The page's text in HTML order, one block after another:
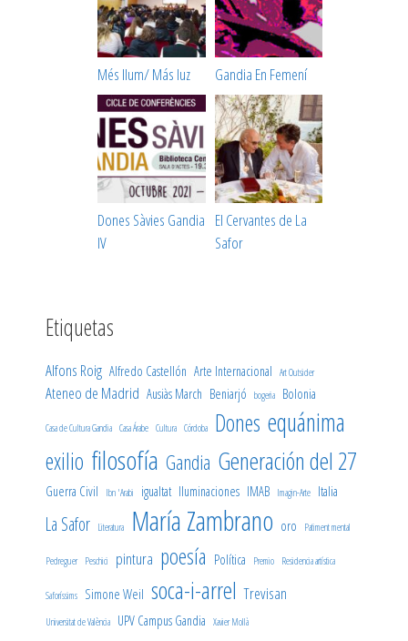
Més llum/ Más luz Gandia En Femení
Dones Sàvies Gandia
IV
El Cervantes de La
Safor
Etiquetas
Alfons Roig Alfredo Castellón Arte Internacional Art Outsider
Ateneo de Madrid Ausiàs March Beniarjó bogeria Bolonia
Casa de Cultura Gandia Casa Árabe Cultura Córdoba Dones equánima
exilio filosofía Gandia Generación del 27
Guerra Civil Ibn 'Arabi igualtat Iluminaciones IMAB Imagin-Arte Italia
La Safor Literatura María Zambrano oro Patiment mental
Pedreguer Peschici pintura poesía Política Premio Residencia artística
Saforíssims Simone Weil soca-i-arrel Trevisan
Universitat de València UPV Campus Gandia Xavier Mollà